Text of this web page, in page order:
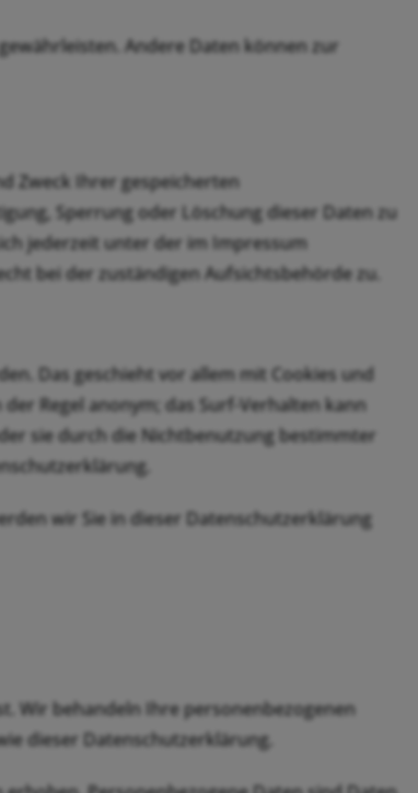
Andere Daten können zur
Zweck Ihrer gespeicherten
Sperrung oder Löschung dieser Daten zu
jederzeit unter der im Impressum
bei der zuständigen Aufsichtsbehörde zu.
Das geschieht vor allem mit Cookies und
Regel anonym; das Surf-Verhalten kann
sie durch die Nichtbenutzung bestimmter
wir Sie in dieser Datenschutzerklärung
Wir behandeln Ihre personenbezogenen
dieser Datenschutzerklärung.